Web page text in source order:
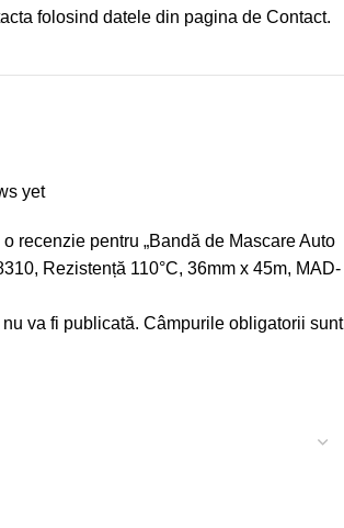
folosind datele din pagina de Contact.
yet
recenzie pentru „Bandă de Mascare Auto
Rezistență 110°C, 36mm x 45m, MAD-
va fi publicată. Câmpurile obligatorii sunt